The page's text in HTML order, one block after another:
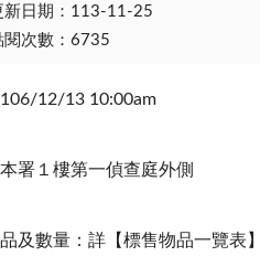
新日期：113-11-25
閱次數：6735
12/13 10:00am
署１樓第一偵查庭外側
及數量：詳【標售物品一覽表